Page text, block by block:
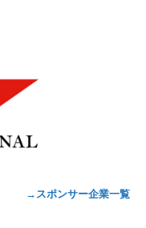
→スポンサー企業一覧